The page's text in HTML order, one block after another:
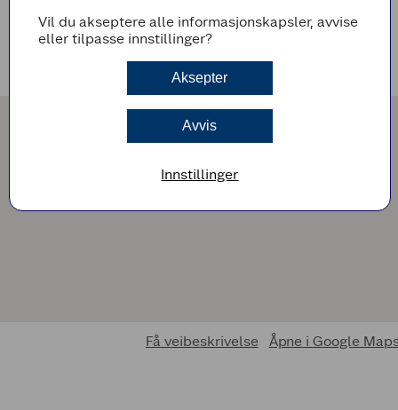
Det er ingen avvikende åpningstider i nærmeste fremtid
Få veibeskrivelse Åpne i Google
Vil du akseptere alle informasjonskapsler, avvise
eller tilpasse innstillinger?
Aksepter
Avvis
Innstillinger